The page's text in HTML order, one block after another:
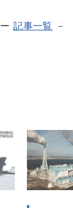
ー記事一覧 －